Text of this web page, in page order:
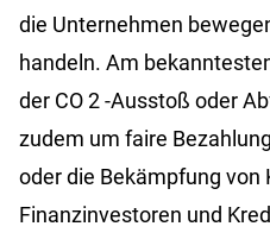
die Unternehmen
handeln. Am
der CO2-Ausstoß oder
zudem um faire
oder die Bekämpfung von
Finanzinvestoren und